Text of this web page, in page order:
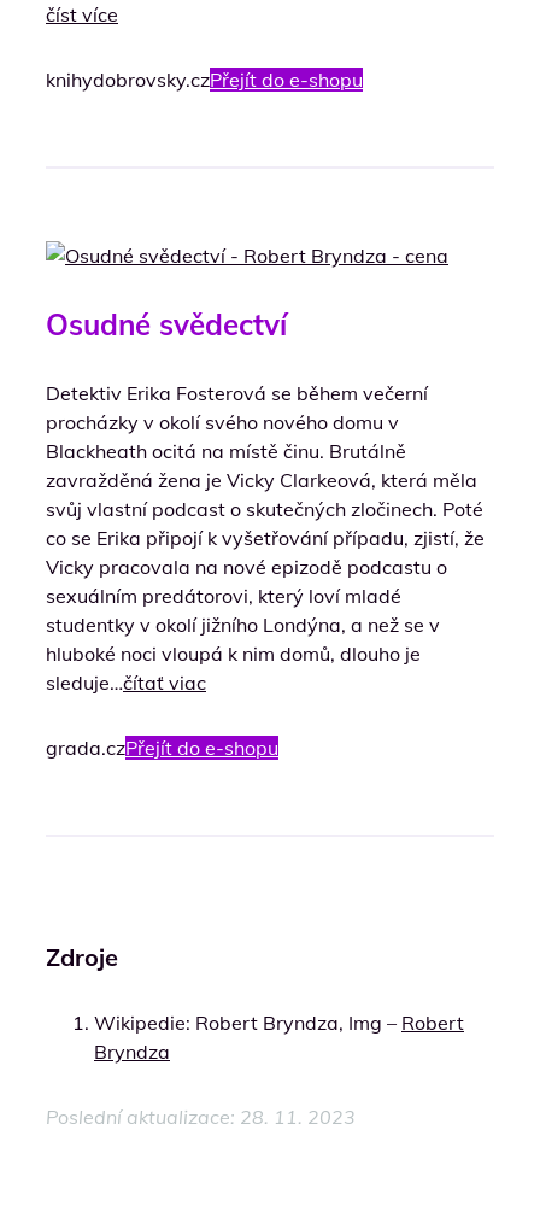
číst více
knihydobrovsky.czPřejít do e-shopu
Osudné svědectví
Detektiv Erika Fosterová se během večerní
procházky v okolí svého nového domu v
Blackheath ocitá na místě činu. Brutálně
zavražděná žena je Vicky Clarkeová, která měla
svůj vlastní podcast o skutečných zločinech. Poté
co se Erika připojí k vyšetřování případu, zjistí, že
Vicky pracovala na nové epizodě podcastu o
sexuálním predátorovi, který loví mladé
studentky v okolí jižního Londýna, a než se v
hluboké noci vloupá k nim domů, dlouho je
sleduje…čítať viac
grada.czPřejít do e-shopu
Zdroje
Wikipedie: Robert Bryndza, Img – Robert
Bryndza
Poslední aktualizace: 28. 11. 2023